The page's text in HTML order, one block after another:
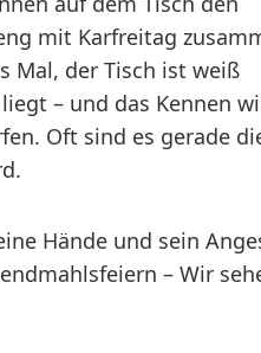
mit Karfreitag
Mal, der Tisch ist weiß
– und das Kennen
Oft sind es gerade
Hände und sein
– Wir